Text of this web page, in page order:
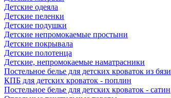
Детские одеяла
Детские пеленки
Детские подушки
Детские непромокаемые простыни
Детские покрывала
Детские полотенца
Детские, непромокаемые наматрасники
Постельное белье для детских кроваток из бязи
КПБ для детских кроваток - поплин
Постельное белье для детских кроваток - сатин